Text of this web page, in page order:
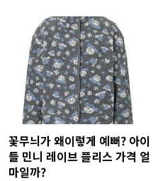
꽃무늬가 왜이렇게 예뻐? 아이
들 민니 레이브 플리스 가격 얼
마일까?